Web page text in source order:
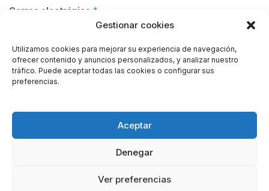
Gestionar cookies
Utilizamos cookies para mejorar su experiencia de navegación,
ofrecer contenido y anuncios personalizados, y analizar nuestro
tráfico. Puede aceptar todas las cookies o configurar sus
preferencias.
Aceptar
Denegar
Ver preferencias
Correo electrónico *
Web
navegador para la próxima vez que comente.